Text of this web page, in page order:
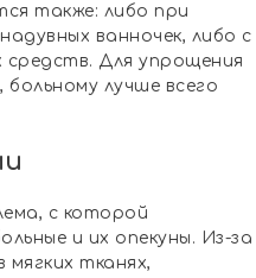
также: либо при
ванночек, либо с
средств. Для упрощения
лучше всего
с которой
и их опекуны. Из-за
мягких тканях,